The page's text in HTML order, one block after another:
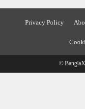
Privacy Policy
©